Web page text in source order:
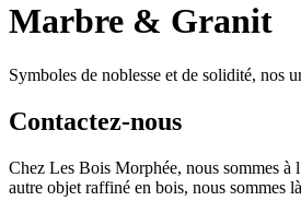
Marbre & Granit
Symboles de noblesse et de solidité, nos
Contactez-nous
Chez Les Bois Morphée, nous sommes à
autre objet raffiné en bois, nous sommes